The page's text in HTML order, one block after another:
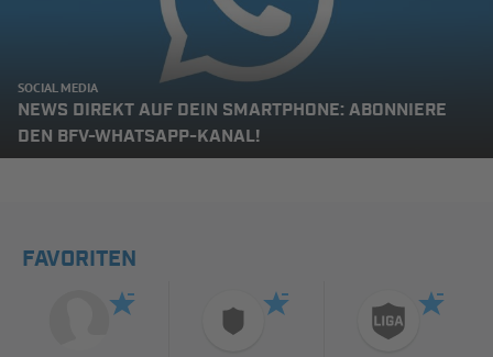
SOCIAL MEDIA
NEWS DIREKT AUF DEIN SMARTPHONE: ABONNIERE
DEN BFV-WHATSAPP-KANAL!
FAVORITEN